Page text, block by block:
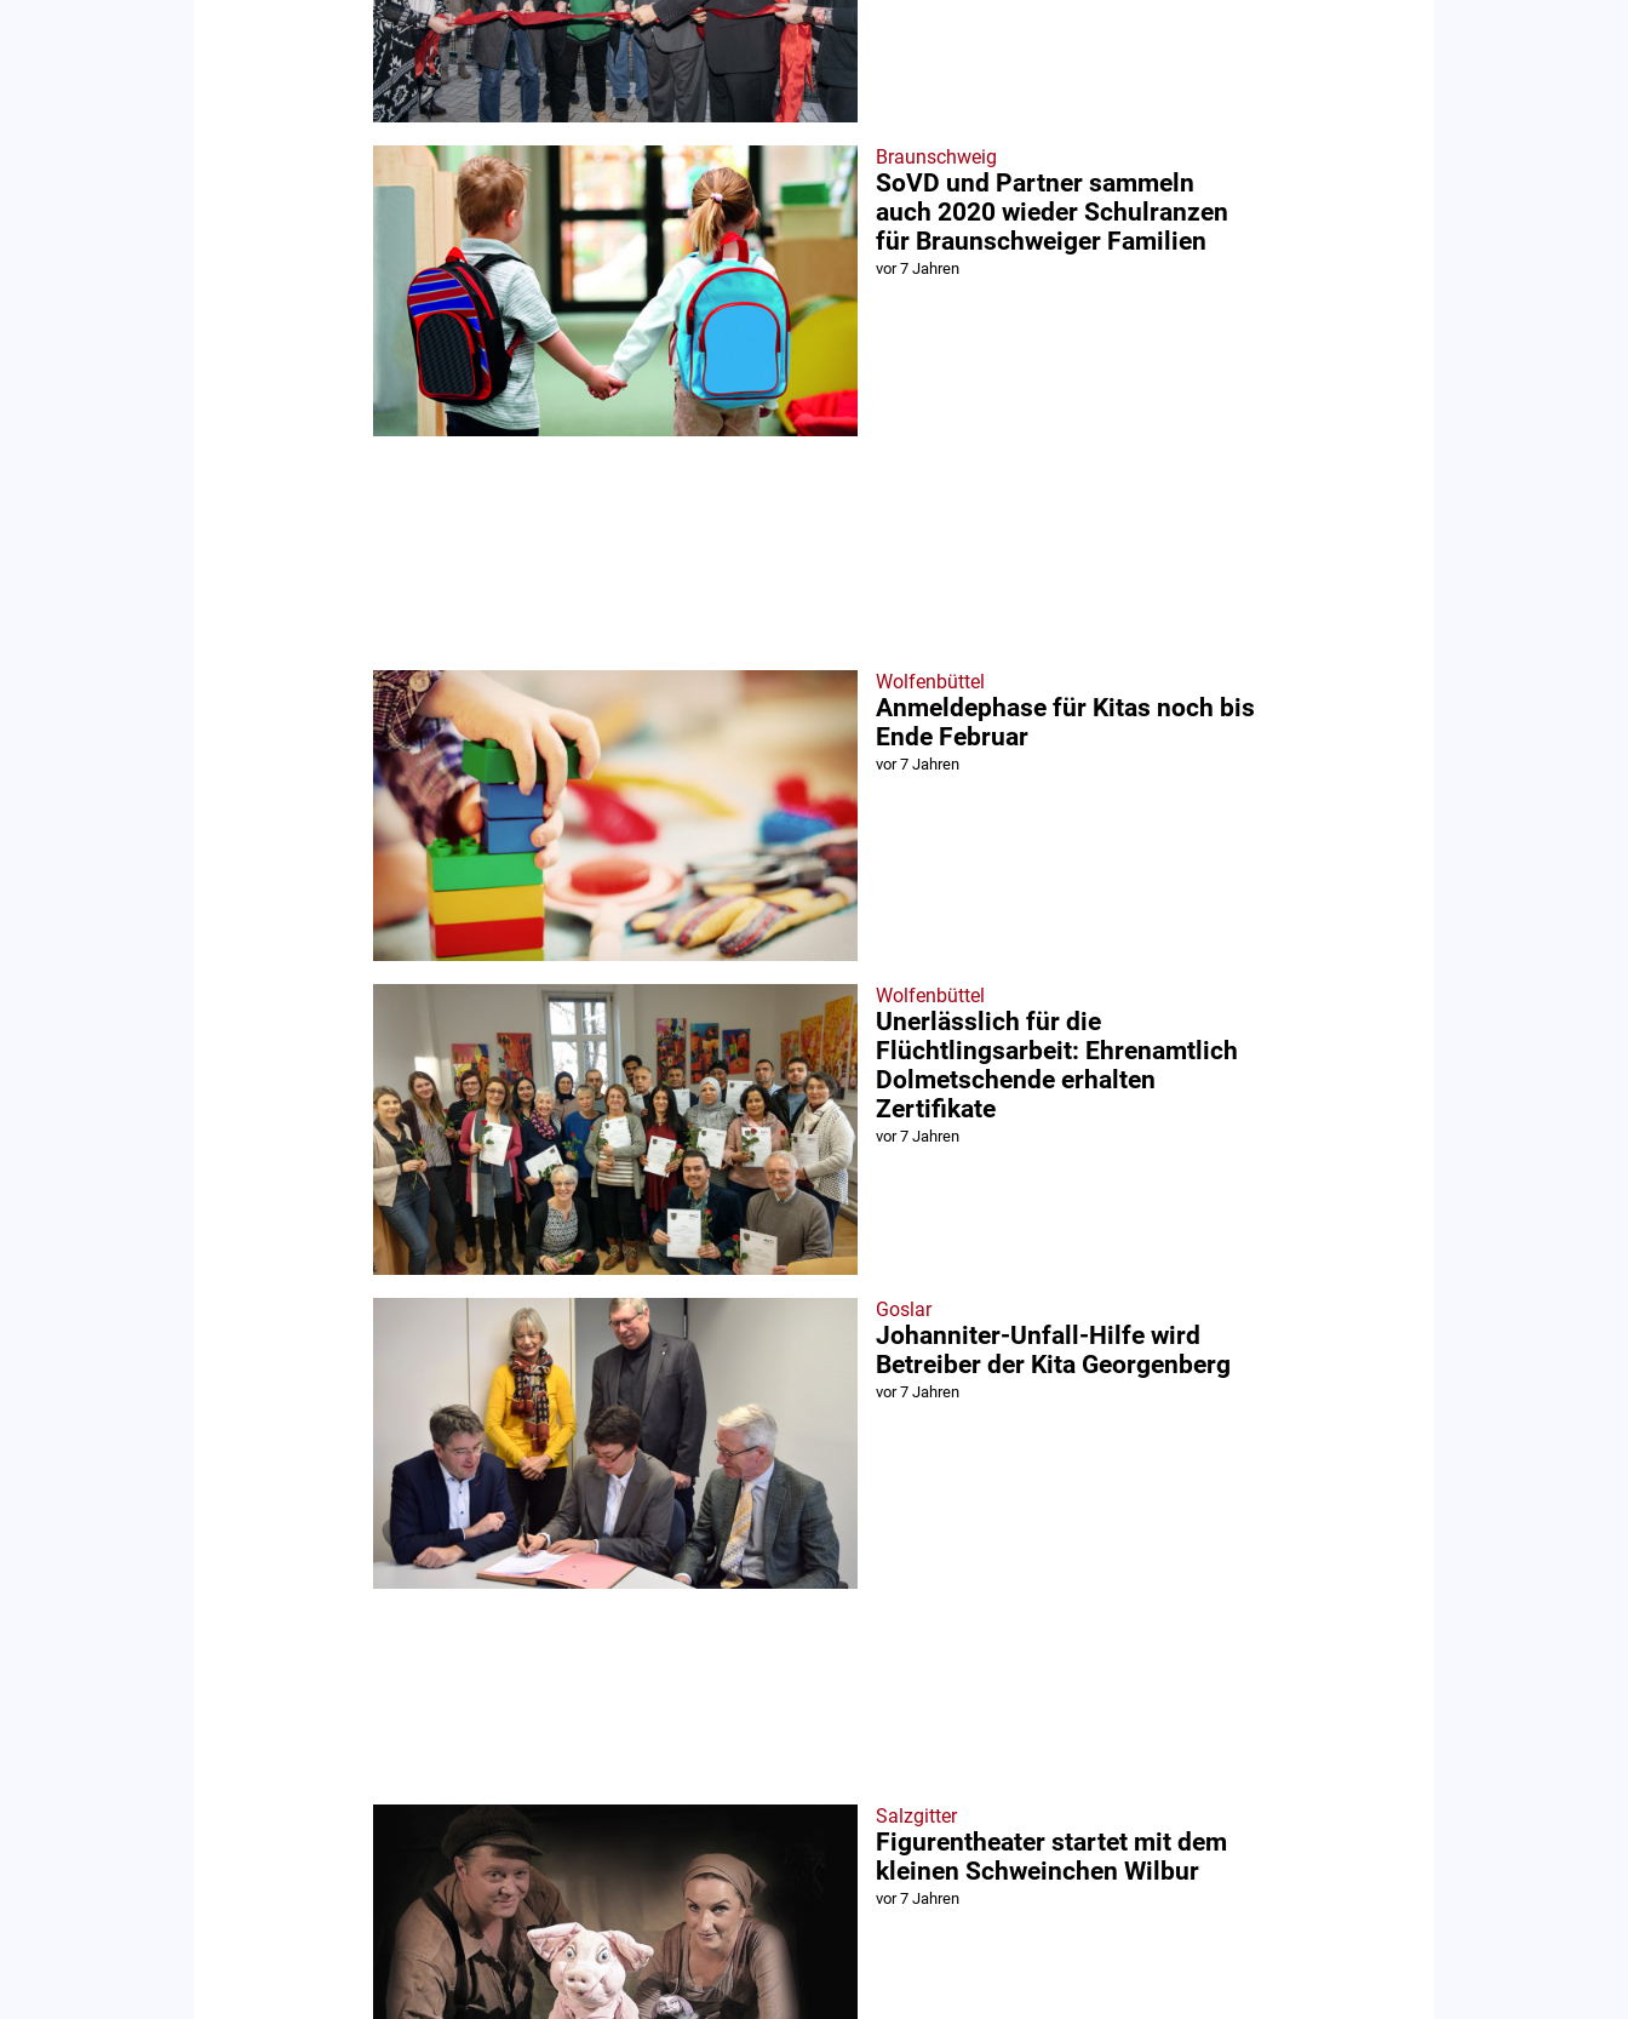
Braunschweig
SoVD und Partner sammeln
auch 2020 wieder Schulranzen
für Braunschweiger Familien
vor 7 Jahren
Wolfenbüttel
Anmeldephase für Kitas noch bis
Ende Februar
vor 7 Jahren
Wolfenbüttel
Unerlässlich für die
Flüchtlingsarbeit: Ehrenamtlich
Dolmetschende erhalten
Zertifikate
vor 7 Jahren
Goslar
Johanniter-Unfall-Hilfe wird
Betreiber der Kita Georgenberg
vor 7 Jahren
Salzgitter
Figurentheater startet mit dem
kleinen Schweinchen Wilbur
vor 7 Jahren